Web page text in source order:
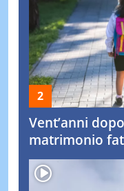
Vent’anni
matrimonio